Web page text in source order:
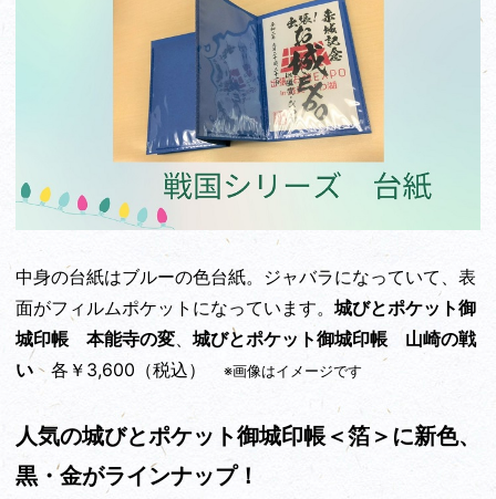
中身の台紙はブルーの色台紙。ジャバラになっていて、表
面がフィルムポケットになっています。 城びとポケット御
城印帳 本能寺の変、 城びとポケット御城印帳 山崎の戦
い 各￥3,600（税込） ※画像はイメージです
人気の城びとポケット御城印帳＜箔＞に新色、
黒・金がラインナップ！